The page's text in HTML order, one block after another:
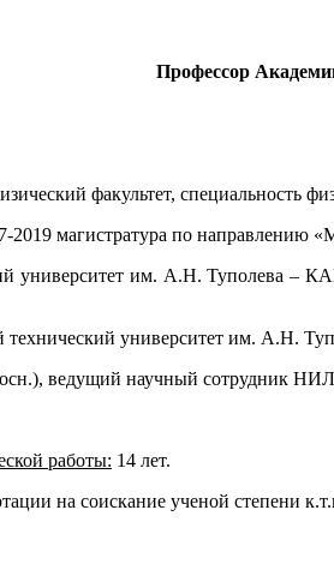
Профессор
факультет, специальность
2019 магистратура по направлению
университет им. А.Н. Туполева –
технический университет им. А.Н.
ведущий научный сотрудник
работы: 14 лет.
на соискание ученой степени